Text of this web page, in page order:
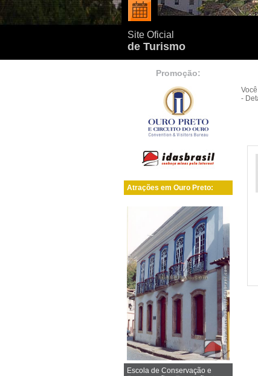
Eventos
Site Oficial
de Turismo
Promoção:
Atrações em Ouro Preto:
Escola de Conservação e
-